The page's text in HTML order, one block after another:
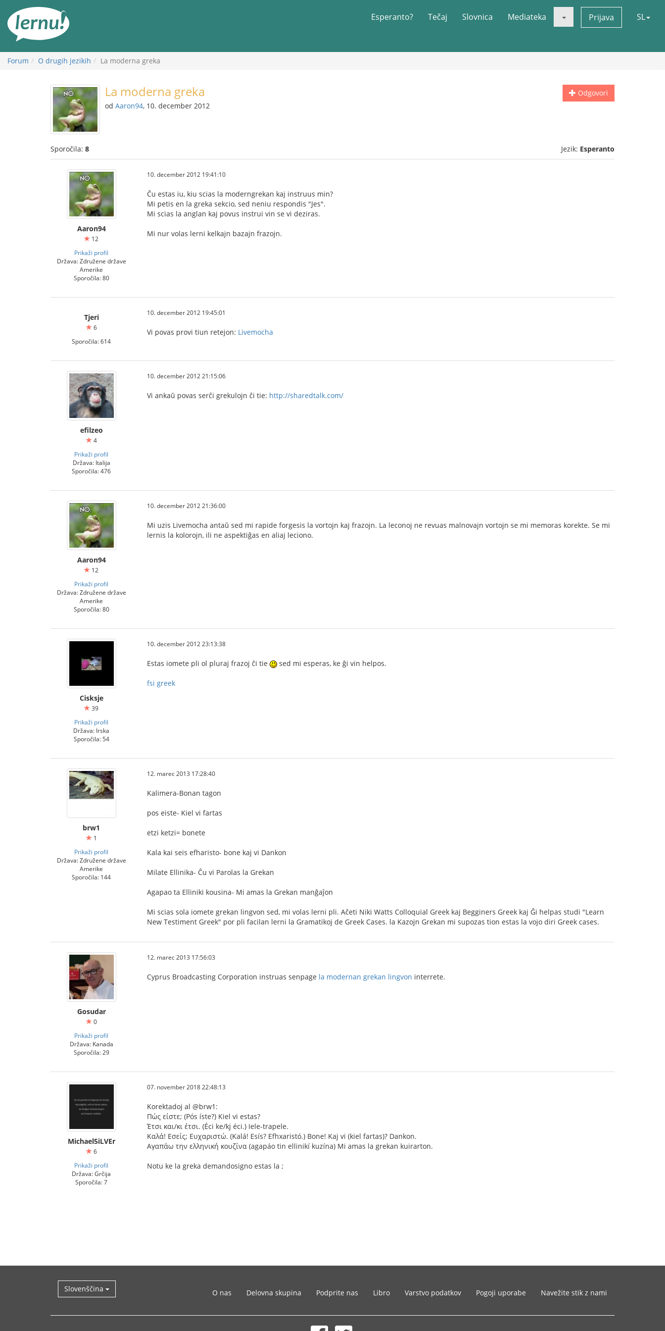
vsebini
Esperanto? Tečaj Slovnica Mediateka Prijava SL
Forum O drugih jezikih La moderna greka
Odgovori
La moderna greka
od Aaron94, 10. december 2012
Sporočila: 8 Jezik: Esperanto
Aaron94
12
Prikaži profil
Država: Združene države
Amerike
Sporočila: 80
10. december 2012 19:41:10
Ĉu estas iu, kiu scias la moderngrekan kaj instruus min?
Mi petis en la greka sekcio, sed neniu respondis "Jes".
Mi scias la anglan kaj povus instrui vin se vi deziras.
Mi nur volas lerni kelkajn bazajn frazojn.
Tjeri
6
Sporočila: 614
10. december 2012 19:45:01
Vi povas provi tiun retejon: Livemocha
efilzeo
4
Prikaži profil
Država: Italija
Sporočila: 476
10. december 2012 21:15:06
Vi ankaŭ povas serĉi grekulojn ĉi tie: http://sharedtalk.com/
Aaron94
12
Prikaži profil
Država: Združene države
Amerike
Sporočila: 80
10. december 2012 21:36:00
Mi uzis Livemocha antaŭ sed mi rapide forgesis la vortojn kaj frazojn. La leconoj ne revuas malnovajn vortojn se mi memoras korekte. Se mi
lernis la kolorojn, ili ne aspektiĝas en aliaj leciono.
Cisksje
39
Prikaži profil
Država: Irska
Sporočila: 54
10. december 2012 23:13:38
Estas iomete pli ol pluraj frazoj ĉi tie sed mi esperas, ke ĝi vin helpos.
fsi greek
brw1
1
Prikaži profil
Država: Združene države
Amerike
Sporočila: 144
12. marec 2013 17:28:40
Kalimera-Bonan tagon
pos eiste- Kiel vi fartas
etzi ketzi= bonete
Kala kai seis efharisto- bone kaj vi Dankon
Milate Ellinika- Ĉu vi Parolas la Grekan
Agapao ta Elliniki kousina- Mi amas la Grekan manĝaĵon
Mi scias sola iomete grekan lingvon sed, mi volas lerni pli. Aĉeti Niki Watts Colloquial Greek kaj Begginers Greek kaj Ĝi helpas studi "Learn
New Testiment Greek" por pli facilan lerni la Gramatikoj de Greek Cases. la Kazojn Grekan mi supozas tion estas la vojo diri Greek cases.
Gosudar
0
Prikaži profil
Država: Kanada
Sporočila: 29
12. marec 2013 17:56:03
Cyprus Broadcasting Corporation instruas senpage la modernan grekan lingvon interrete.
Michael5iLVEr
6
Prikaži profil
Država: Grčija
Sporočila: 7
07. november 2018 22:48:13
Korektadoj al @brw1:
Πώς είστε; (Pós íste?) Kiel vi estas?
Έτσι και/κι έτσι. (Éci ke/kj éci.) Iele-trapele.
Καλά! Εσείς; Ευχαριστώ. (Kalá! Esís? Efhxaristó.) Bone! Kaj vi (kiel fartas)? Dankon.
Αγαπάω την ελληνική κουζίνα (agapáo tin ellinikí kuzína) Mi amas la grekan kuirarton.
Notu ke la greka demandosigno estas la ;
Slovenščina O nas Delovna skupina Podprite nas Libro Varstvo podatkov Pogoji uporabe Navežite stik z nami